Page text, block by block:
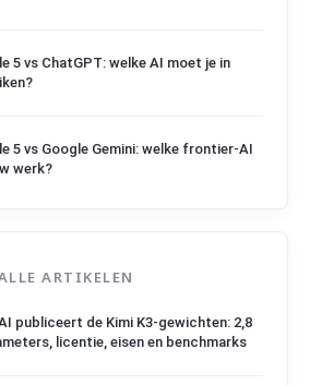
5 vs ChatGPT: welke AI moet je in
5 vs Google Gemini: welke frontier-AI
werk?
ARTIKELEN
publiceert de Kimi K3-gewichten: 2,8
licentie, eisen en benchmarks